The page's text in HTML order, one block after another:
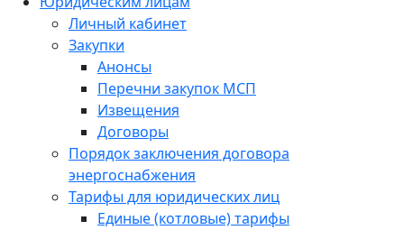
Личный кабинет
Закупки
Анонсы
Перечни закупок МСП
Извещения
Договоры
Порядок заключения договора
энергоснабжения
Тарифы для юридических лиц
Единые (котловые) тарифы